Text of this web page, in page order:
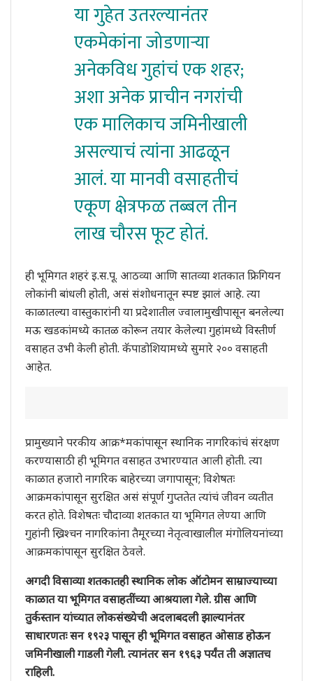
या गुहेत उतरल्यानंतर
एकमेकांना जोडणाऱ्या
अनेकविध गुहांचं एक शहर;
अशा अनेक प्राचीन नगरांची
एक मालिकाच जमिनीखाली
असल्याचं त्यांना आढळून
आलं. या मानवी वसाहतीचं
एकूण क्षेत्रफळ तब्बल तीन
लाख चौरस फूट होतं.
ही भूमिगत शहरं इ.स.पू. आठव्या आणि सातव्या शतकात फ्रिगियन
लोकांनी बांधली होती, असं संशोधनातून स्पष्ट झालं आहे. त्या
काळातल्या वास्तुकारांनी या प्रदेशातील ज्वालामुखीपासून बनलेल्या
मऊ खडकांमध्ये कातळ कोरून तयार केलेल्या गुहांमध्ये विस्तीर्ण
वसाहत उभी केली होती. कॅपाडोशियामध्ये सुमारे २०० वसाहती
आहेत.
प्रामुख्याने परकीय आक्र*मकांपासून स्थानिक नागरिकांचं संरक्षण
करण्यासाठी ही भूमिगत वसाहत उभारण्यात आली होती. त्या
काळात हजारो नागरिक बाहेरच्या जगापासून; विशेषतः
आक्रमकांपासून सुरक्षित असं संपूर्ण गुप्ततेत त्यांचं जीवन व्यतीत
करत होते. विशेषतः चौदाव्या शतकात या भूमिगत लेण्या आणि
गुहांनी ख्रिश्चन नागरिकांना तैमूरच्या नेतृत्वाखालील मंगोलियनांच्या
आक्रमकांपासून सुरक्षित ठेवले.
अगदी विसाव्या शतकातही स्थानिक लोक ऑटोमन साम्राज्याच्या
काळात या भूमिगत वसाहतींच्या आश्रयाला गेले. ग्रीस आणि
तुर्कस्तान यांच्यात लोकसंख्येची अदलाबदली झाल्यानंतर
साधारणतः सन १९२३ पासून ही भूमिगत वसाहत ओसाड होऊन
जमिनीखाली गाडली गेली. त्यानंतर सन १९६३ पर्यंत ती अज्ञातच
राहिली.